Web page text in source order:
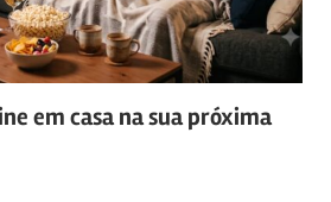
em casa na sua próxima